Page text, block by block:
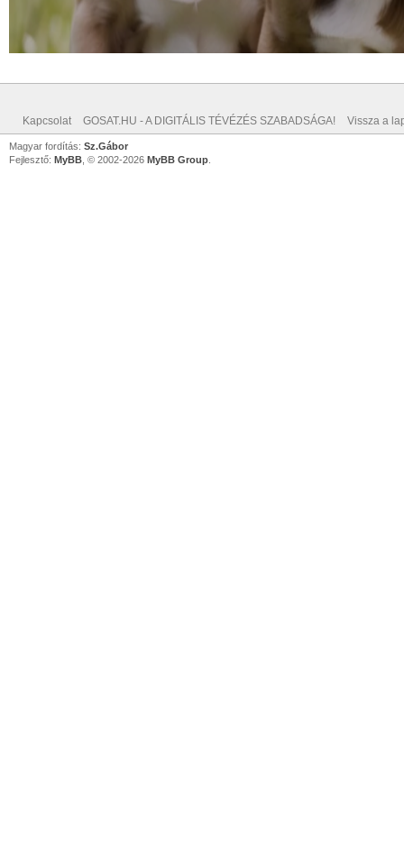
Kapcsolat GOSAT.HU - A DIGITÁLIS TÉVÉZÉS SZABADSÁGA! Vissza a
Magyar fordítás: Sz.Gábor
Fejlesztő: MyBB , © 2002-2026 MyBB Group